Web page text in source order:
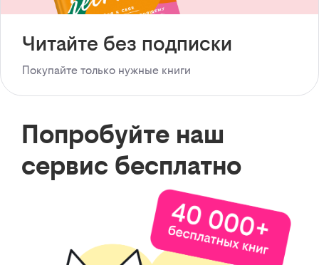
Читайте без подписки
Покупайте только нужные книги
Попробуйте наш
сервис бесплатно